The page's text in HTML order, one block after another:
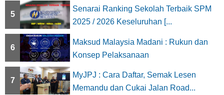
5
Senarai Ranking Sekolah Terbaik SPM
2025 / 2026 Keseluruhan [...
6
Maksud Malaysia Madani : Rukun dan
Konsep Pelaksanaan
7
MyJPJ : Cara Daftar, Semak Lesen
Memandu dan Cukai Jalan Road...